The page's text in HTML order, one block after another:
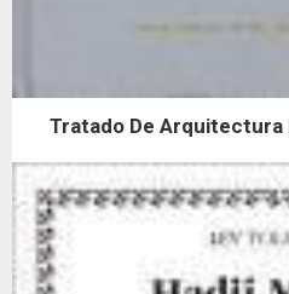
Tratado De Arquitectura